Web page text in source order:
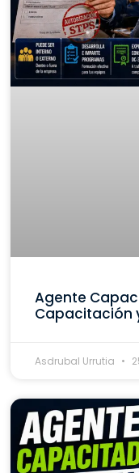
Agente
Capacitación
Asdrubal Urrutia